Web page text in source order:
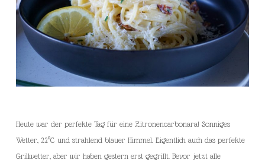
Heute war der perfekte Tag für eine Zitronencarbonara! Sonniges
Wetter, 22°C und strahlend blauer Himmel. Eigentlich auch das perfekte
Grillwetter, aber wir haben gestern erst gegrillt. Bevor jetzt alle